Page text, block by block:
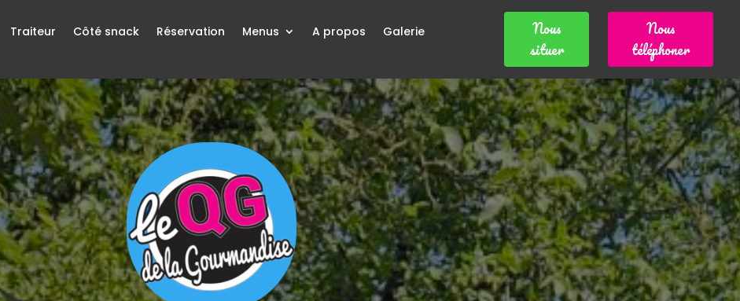
Traiteur Côté snack Réservation Menus A propos
Galerie
Nous
situer
Nous
téléphoner